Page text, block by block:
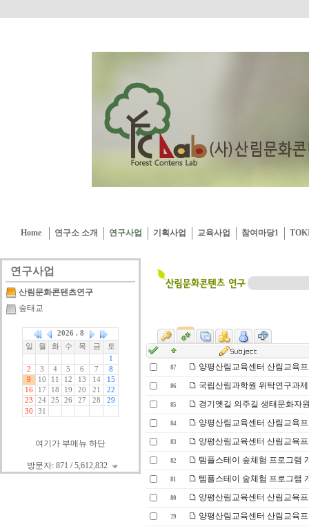
Home 연구소 소개 연구사업 기획사업 교육사업 참여마당1
연구사업
산림문화콘텐츠연구
숲태교
여기가 부메뉴 하단
방문자: 871 / 5,612,832
87 양평산림교육센터 산림교육
86 국립산림과학원 위탁연구과
85 경기옛길 의주길 생태문화자
84 양평산림교육센터 산림교육
83 양평산림교육센터 산림교육
82 템플스테이 숲체험 프로그램
81 템플스테이 숲체험 프로그램
80 양평산림교육센터 산림교육
79 양평산림교육센터 산림교육